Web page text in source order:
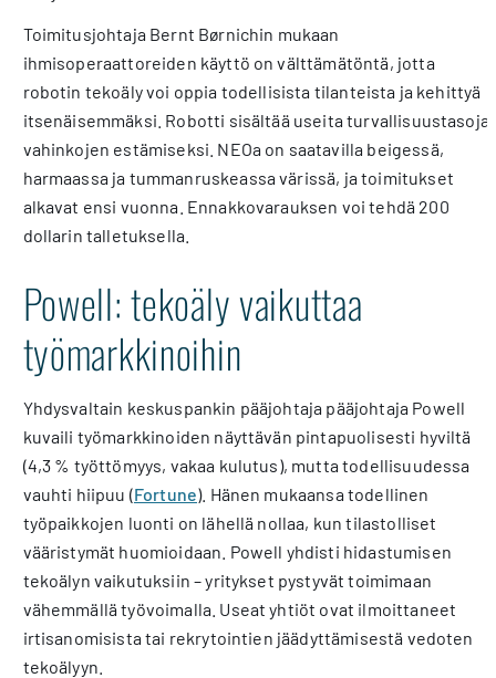
Toimitusjohtaja Bernt Børnichin mukaan
ihmisoperaattoreiden käyttö on välttämätöntä, jotta
robotin tekoäly voi oppia todellisista tilanteista ja kehittyä
itsenäisemmäksi. Robotti sisältää useita turvallisuustasoja
vahinkojen estämiseksi. NEOa on saatavilla beigessä,
harmaassa ja tummanruskeassa värissä, ja toimitukset
alkavat ensi vuonna. Ennakkovarauksen voi tehdä 200
dollarin talletuksella.
Powell: tekoäly vaikuttaa
työmarkkinoihin
Yhdysvaltain keskuspankin pääjohtaja pääjohtaja Powell
kuvaili työmarkkinoiden näyttävän pintapuolisesti hyviltä
(4,3 % työttömyys, vakaa kulutus), mutta todellisuudessa
vauhti hiipuu (Fortune). Hänen mukaansa todellinen
työpaikkojen luonti on lähellä nollaa, kun tilastolliset
vääristymät huomioidaan. Powell yhdisti hidastumisen
tekoälyn vaikutuksiin – yritykset pystyvät toimimaan
vähemmällä työvoimalla. Useat yhtiöt ovat ilmoittaneet
irtisanomisista tai rekrytointien jäädyttämisestä vedoten
tekoälyyn.